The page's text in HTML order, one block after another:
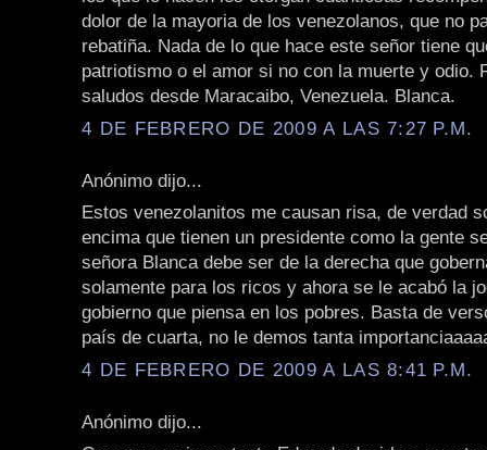
dolor de la mayoria de los venezolanos, que no
rebatiña. Nada de lo que hace este señor tiene
patriotismo o el amor si no con la muerte y odio.
saludos desde Maracaibo, Venezuela. Blanca.
4 DE FEBRERO DE 2009 A LAS 7:27 P.M.
Anónimo dijo...
Estos venezolanitos me causan risa, de verdad
encima que tienen un presidente como la gente
señora Blanca debe ser de la derecha que
solamente para los ricos y ahora se le acabó la
gobierno que piensa en los pobres. Basta de
país de cuarta, no le demos tanta
4 DE FEBRERO DE 2009 A LAS 8:41 P.M.
Anónimo dijo...